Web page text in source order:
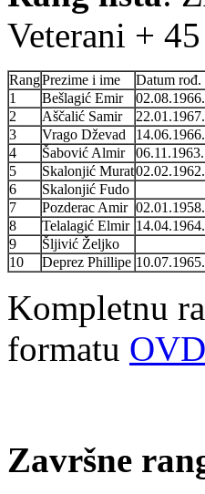
Veterani +
RangPrezime i ime Datum rođ.
1
Bešlagić Emir 02.08.1966.
2
Aščalić Samir 22.01.1967.
3
Vrago Dževad 14.06.1966.
4
Šabović Almir 06.11.1963.
5
Skalonjić Murat02.02.1962.
6
Skalonjić Fudo
7
Pozderac Amir 02.01.1958.
8
Telalagić Elmir 14.04.1964.
9
Šljivić Željko
10
Deprez Phillipe 10.07.1965.
Kompletnu
formatu
Završne